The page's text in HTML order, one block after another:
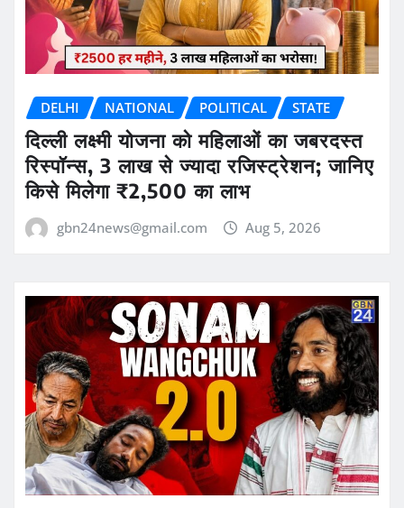
DELHI NATIONAL POLITICAL STATE
दिल्ली लक्ष्मी योजना को महिलाओं का जबरदस्त
रिस्पॉन्स, 3 लाख से ज्यादा रजिस्ट्रेशन; जानिए
किसे मिलेगा ₹2,500 का लाभ
gbn24news@gmail.com Aug 5, 2026